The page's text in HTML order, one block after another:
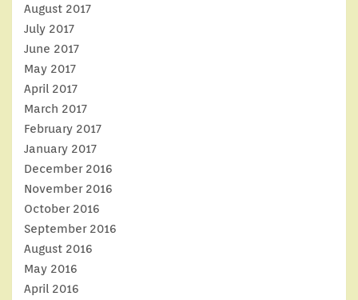
August 2017
July 2017
June 2017
May 2017
April 2017
March 2017
February 2017
January 2017
December 2016
November 2016
October 2016
September 2016
August 2016
May 2016
April 2016